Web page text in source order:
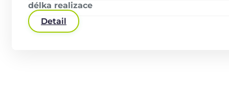
délka realizace
Detail